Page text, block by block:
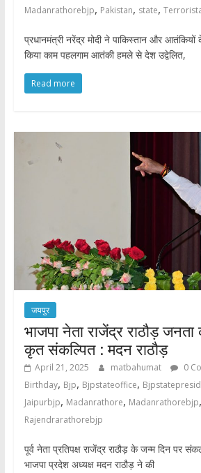
Madanrathorebjp, Pakistan, state,
प्रधानमंत्री नरेंद्र मोदी ने पाकिस्तान और
किया काम पहलगाम आतंकी हमले से देश उद्वेलित,
Read more
जयपुर
भाजपा नेता राजेंद्र राठौड़
कृत संकल्पित : मदन राठौड़
April 21, 2025 matbahumat
0
Birthday, Bjp, Bjpstateoffice,
Jaipurbjp, Madanrathore, Madanrathorebjp,
Rajendrarathorebjp
पूर्व नेता प्रतिपक्ष राजेंद्र राठौड़ के जन्म दिन पर
भाजपा प्रदेश अध्यक्ष मदन राठौड़ ने की